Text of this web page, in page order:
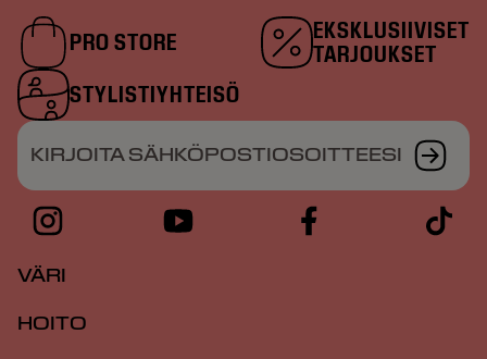
PRO STORE
EKSKLUSIIVISET
TARJOUKSET
STYLISTIYHTEISÖ
KIRJOITA SÄHKÖPOSTIOSOITTEESI
VÄRI
HOITO